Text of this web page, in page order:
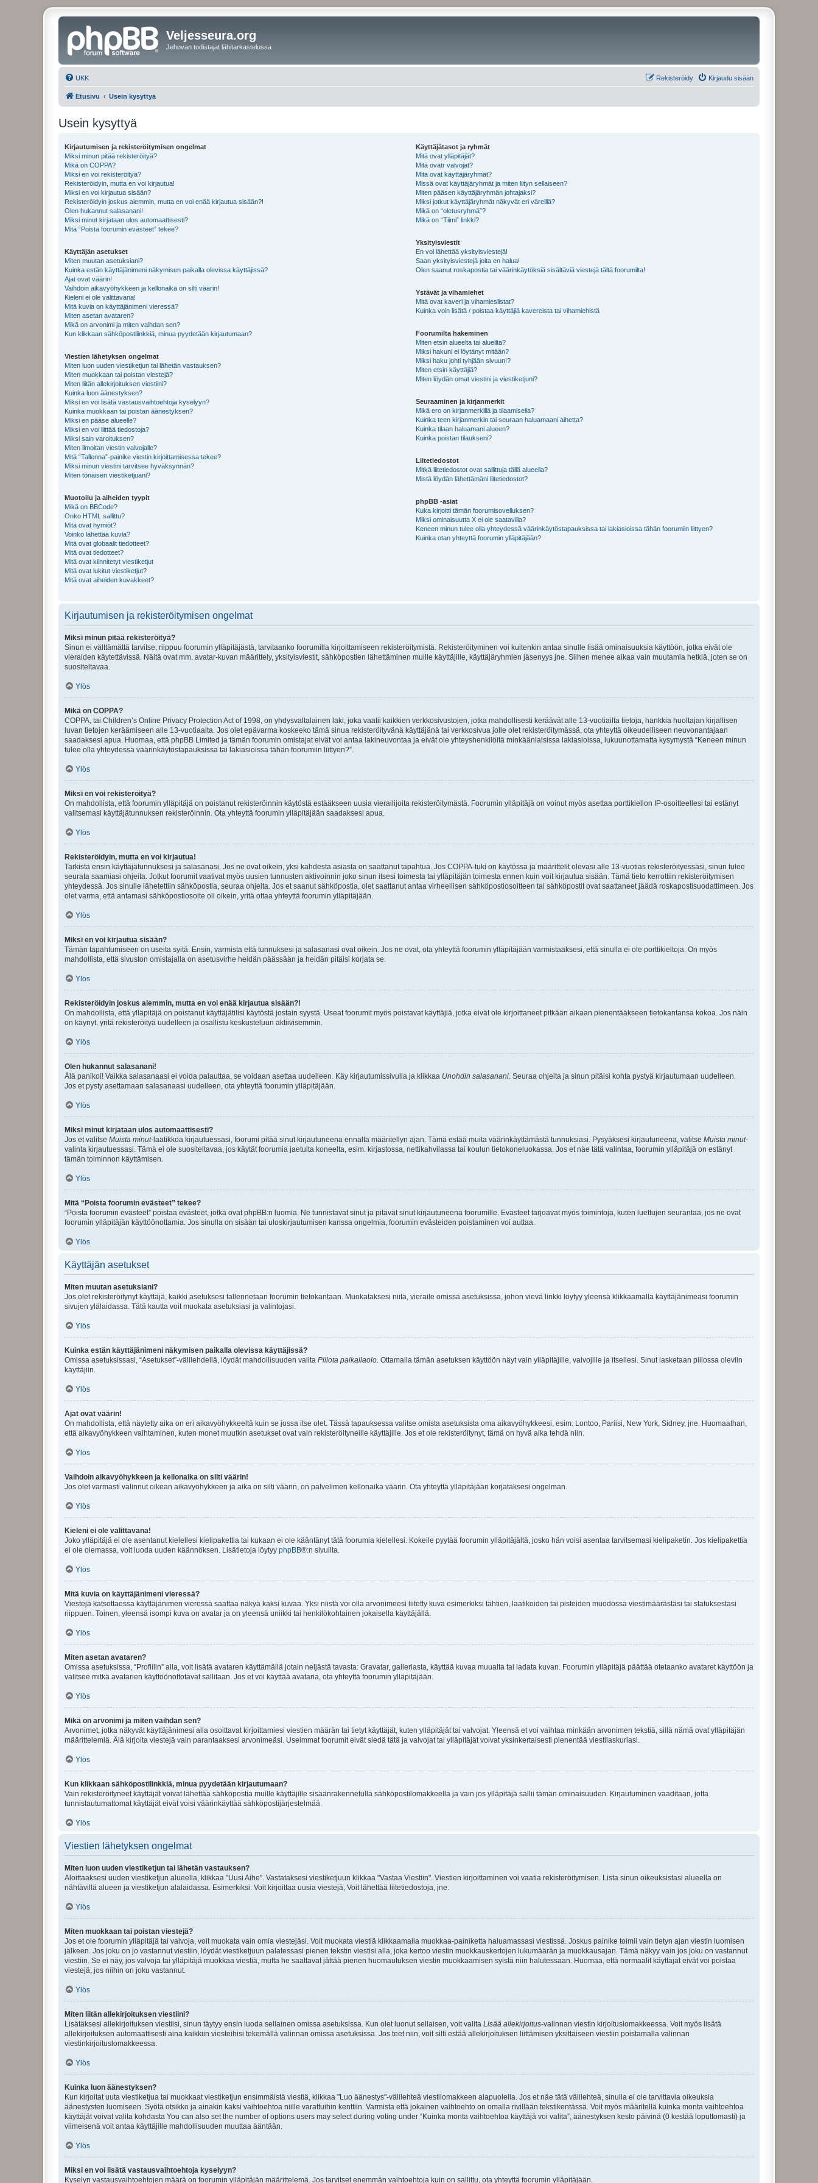
Veljesseura.org
Jehovan todistajat lähitarkastelussa
UKK Kirjaudu sisään
Rekisteröidy
Etusivu Usein kysyttyä
Usein kysyttyä
Kirjautumisen ja rekisteröitymisen ongelmat
Miksi minun pitää rekisteröityä?
Mikä on COPPA?
Miksi en voi rekisteröityä?
Rekisteröidyin, mutta en voi kirjautua!
Miksi en voi kirjautua sisään?
Rekisteröidyin joskus aiemmin, mutta en voi enää kirjautua sisään?!
Olen hukannut salasanani!
Miksi minut kirjataan ulos automaattisesti?
Mitä “Poista foorumin evästeet” tekee?
Käyttäjän asetukset
Miten muutan asetuksiani?
Kuinka estän käyttäjänimeni näkymisen paikalla olevissa käyttäjissä?
Ajat ovat väärin!
Vaihdoin aikavyöhykkeen ja kellonaika on silti väärin!
Kieleni ei ole valittavana!
Mitä kuvia on käyttäjänimeni vieressä?
Miten asetan avataren?
Mikä on arvonimi ja miten vaihdan sen?
Kun klikkaan sähköpostilinkkiä, minua pyydetään kirjautumaan?
Viestien lähetyksen ongelmat
Miten luon uuden viestiketjun tai lähetän vastauksen?
Miten muokkaan tai poistan viestejä?
Miten liitän allekirjoituksen viestiini?
Kuinka luon äänestyksen?
Miksi en voi lisätä vastausvaihtoehtoja kyselyyn?
Kuinka muokkaan tai poistan äänestyksen?
Miksi en pääse alueelle?
Miksi en voi liittää tiedostoja?
Miksi sain varoituksen?
Miten ilmoitan viestin valvojalle?
Mitä “Tallenna”-painike viestin kirjoittamisessa tekee?
Miksi minun viestini tarvitsee hyväksynnän?
Miten tönäisen viestiketjuani?
Muotoilu ja aiheiden tyypit
Mikä on BBCode?
Onko HTML sallittu?
Mitä ovat hymiöt?
Voinko lähettää kuvia?
Mitä ovat globaalit tiedotteet?
Mitä ovat tiedotteet?
Mitä ovat kiinnitetyt viestiketjut
Mitä ovat lukitut viestiketjut?
Mitä ovat aiheiden kuvakkeet?
Käyttäjätasot ja ryhmät
Mitä ovat ylläpitäjät?
Mitä ovatr valvojat?
Mitä ovat käyttäjäryhmät?
Missä ovat käyttäjäryhmät ja miten liityn sellaiseen?
Miten pääsen käyttäjäryhmän johtajaksi?
Miksi jotkut käyttäjäryhmät näkyvät eri väreillä?
Mikä on “oletusryhmä”?
Mikä on “Tiimi” linkki?
Yksityisviestit
En voi lähettää yksityisviestejä!
Saan yksityisviestejä joita en halua!
Olen saanut roskapostia tai väärinkäytöksiä sisältäviä viestejä tältä foorumilta!
Ystävät ja vihamiehet
Mitä ovat kaveri ja vihamieslistat?
Kuinka voin lisätä / poistaa käyttäjiä kavereista tai vihamiehistä
Foorumilta hakeminen
Miten etsin alueelta tai alueilta?
Miksi hakuni ei löytänyt mitään?
Miksi haku johti tyhjään sivuun!?
Miten etsin käyttäjiä?
Miten löydän omat viestini ja viestiketjuni?
Seuraaminen ja kirjanmerkit
Mikä ero on kirjanmerkillä ja tilaamisella?
Kuinka teen kirjanmerkin tai seuraan haluamaani aihetta?
Kuinka tilaan haluamani alueen?
Kuinka poistan tilaukseni?
Liitetiedostot
Mitkä liitetiedostot ovat sallittuja tällä alueella?
Mistä löydän lähettämäni liitetiedostot?
phpBB -asiat
Kuka kirjoitti tämän foorumisovelluksen?
Miksi ominaisuutta X ei ole saatavilla?
Keneen minun tulee olla yhteydessä väärinkäytöstapauksissa tai lakiasioissa tähän foorumiin liittyen?
Kuinka otan yhteyttä foorumin ylläpitäjään?
Kirjautumisen ja rekisteröitymisen ongelmat
Miksi minun pitää rekisteröityä?
Sinun ei välttämättä tarvitse, riippuu foorumin ylläpitäjästä, tarvitaanko foorumilla kirjoittamiseen rekisteröitymistä. Rekisteröityminen voi kuitenkin antaa sinulle lisää ominaisuuksia käyttöön, jotka eivät ole
vieraiden käytettävissä. Näitä ovat mm. avatar-kuvan määrittely, yksityisviestit, sähköpostien lähettäminen muille käyttäjille, käyttäjäryhmien jäsenyys jne. Siihen menee aikaa vain muutamia hetkiä, joten se on
suositeltavaa.
Ylös
Mikä on COPPA?
COPPA, tai Children’s Online Privacy Protection Act of 1998, on yhdysvaltalainen laki, joka vaatii kaikkien verkkosivustojen, jotka mahdollisesti keräävät alle 13-vuotiailta tietoja, hankkia huoltajan kirjallisen
luvan tietojen keräämiseen alle 13-vuotiaalta. Jos olet epävarma koskeeko tämä sinua rekisteröityvänä käyttäjänä tai verkkosivua jolle olet rekisteröitymässä, ota yhteyttä oikeudelliseen neuvonantajaan
saadaksesi apua. Huomaa, että phpBB Limited ja tämän foorumin omistajat eivät voi antaa lakineuvontaa ja eivät ole yhteyshenkilöitä minkäänlaisissa lakiasioissa, lukuunottamatta kysymystä “Keneen minun
tulee olla yhteydessä väärinkäytöstapauksissa tai lakiasioissa tähän foorumiin liittyen?”.
Ylös
Miksi en voi rekisteröityä?
On mahdollista, että foorumin ylläpitäjä on poistanut rekisteröinnin käytöstä estääkseen uusia vierailijoita rekisteröitymästä. Foorumin ylläpitäjä on voinut myös asettaa porttikiellon IP-osoitteellesi tai estänyt
valitsemasi käyttäjätunnuksen rekisteröinnin. Ota yhteyttä foorumin ylläpitäjään saadaksesi apua.
Ylös
Rekisteröidyin, mutta en voi kirjautua!
Tarkista ensin käyttäjätunnuksesi ja salasanasi. Jos ne ovat oikein, yksi kahdesta asiasta on saattanut tapahtua. Jos COPPA-tuki on käytössä ja määrittelit olevasi alle 13-vuotias rekisteröityessäsi, sinun tulee
seurata saamiasi ohjeita. Jotkut foorumit vaativat myös uusien tunnusten aktivoinnin joko sinun itsesi toimesta tai ylläpitäjän toimesta ennen kuin voit kirjautua sisään. Tämä tieto kerrottiin rekisteröitymisen
yhteydessä. Jos sinulle lähetettiin sähköpostia, seuraa ohjeita. Jos et saanut sähköpostia, olet saattanut antaa virheellisen sähköpostiosoitteen tai sähköpostit ovat saattaneet jäädä roskapostisuodattimeen. Jos
olet varma, että antamasi sähköpostiosoite oli oikein, yritä ottaa yhteyttä foorumin ylläpitäjään.
Ylös
Miksi en voi kirjautua sisään?
Tämän tapahtumiseen on useita syitä. Ensin, varmista että tunnuksesi ja salasanasi ovat oikein. Jos ne ovat, ota yhteyttä foorumin ylläpitäjään varmistaaksesi, että sinulla ei ole porttikieltoja. On myös
mahdollista, että sivuston omistajalla on asetusvirhe heidän päässään ja heidän pitäisi korjata se.
Ylös
Rekisteröidyin joskus aiemmin, mutta en voi enää kirjautua sisään?!
On mahdollista, että ylläpitäjä on poistanut käyttäjätilisi käytöstä jostain syystä. Useat foorumit myös poistavat käyttäjiä, jotka eivät ole kirjoittaneet pitkään aikaan pienentääkseen tietokantansa kokoa. Jos näin
on käynyt, yritä rekisteröityä uudelleen ja osallistu keskusteluun aktiivisemmin.
Ylös
Olen hukannut salasanani!
Älä panikoi! Vaikka salasanaasi ei voida palauttaa, se voidaan asettaa uudelleen. Käy kirjautumissivulla ja klikkaa Unohdin salasanani . Seuraa ohjeita ja sinun pitäisi kohta pystyä kirjautumaan uudelleen.
Jos et pysty asettamaan salasanaasi uudelleen, ota yhteyttä foorumin ylläpitäjään.
Ylös
Miksi minut kirjataan ulos automaattisesti?
Jos et valitse Muista minut-laatikkoa kirjautuessasi, foorumi pitää sinut kirjautuneena ennalta määritellyn ajan. Tämä estää muita väärinkäyttämästä tunnuksiasi. Pysyäksesi kirjautuneena, valitse Muista minut-
valinta kirjautuessasi. Tämä ei ole suositeltavaa, jos käytät foorumia jaetulta koneelta, esim. kirjastossa, nettikahvilassa tai koulun tietokoneluokassa. Jos et näe tätä valintaa, foorumin ylläpitäjä on estänyt
tämän toiminnon käyttämisen.
Ylös
Mitä “Poista foorumin evästeet” tekee?
“Poista foorumin evästeet” poistaa evästeet, jotka ovat phpBB:n luomia. Ne tunnistavat sinut ja pitävät sinut kirjautuneena foorumille. Evästeet tarjoavat myös toimintoja, kuten luettujen seurantaa, jos ne ovat
foorumin ylläpitäjän käyttöönottamia. Jos sinulla on sisään tai uloskirjautumisen kanssa ongelmia, foorumin evästeiden poistaminen voi auttaa.
Ylös
Käyttäjän asetukset
Miten muutan asetuksiani?
Jos olet rekisteröitynyt käyttäjä, kaikki asetuksesi tallennetaan foorumin tietokantaan. Muokataksesi niitä, vieraile omissa asetuksissa, johon vievä linkki löytyy yleensä klikkaamalla käyttäjänimeäsi foorumin
sivujen ylälaidassa. Tätä kautta voit muokata asetuksiasi ja valintojasi.
Ylös
Kuinka estän käyttäjänimeni näkymisen paikalla olevissa käyttäjissä?
Omissa asetuksissasi, “Asetukset”-välilehdellä, löydät mahdollisuuden valita Piilota paikallaolo . Ottamalla tämän asetuksen käyttöön näyt vain ylläpitäjille, valvojille ja itsellesi. Sinut lasketaan piilossa oleviin
käyttäjiin.
Ylös
Ajat ovat väärin!
On mahdollista, että näytetty aika on eri aikavyöhykkeeltä kuin se jossa itse olet. Tässä tapauksessa valitse omista asetuksista oma aikavyöhykkeesi, esim. Lontoo, Pariisi, New York, Sidney, jne. Huomaathan,
että aikavyöhykkeen vaihtaminen, kuten monet muutkin asetukset ovat vain rekisteröityneille käyttäjille. Jos et ole rekisteröitynyt, tämä on hyvä aika tehdä niin.
Ylös
Vaihdoin aikavyöhykkeen ja kellonaika on silti väärin!
Jos olet varmasti valinnut oikean aikavyöhykkeen ja aika on silti väärin, on palvelimen kellonaika väärin. Ota yhteyttä ylläpitäjään korjataksesi ongelman.
Ylös
Kieleni ei ole valittavana!
Joko ylläpitäjä ei ole asentanut kielellesi kielipakettia tai kukaan ei ole kääntänyt tätä foorumia kielellesi. Kokeile pyytää foorumin ylläpitäjältä, josko hän voisi asentaa tarvitsemasi kielipaketin. Jos kielipakettia
ei ole olemassa, voit luoda uuden käännöksen. Lisätietoja löytyy phpBB®:n sivuilta.
Ylös
Mitä kuvia on käyttäjänimeni vieressä?
Viestejä katsottaessa käyttäjänimen vieressä saattaa näkyä kaksi kuvaa. Yksi niistä voi olla arvonimeesi liitetty kuva esimerkiksi tähtien, laatikoiden tai pisteiden muodossa viestimäärästäsi tai statuksestasi
riippuen. Toinen, yleensä isompi kuva on avatar ja on yleensä uniikki tai henkilökohtainen jokaisella käyttäjällä.
Ylös
Miten asetan avataren?
Omissa asetuksissa, “Profiilin” alla, voit lisätä avataren käyttämällä jotain neljästä tavasta: Gravatar, galleriasta, käyttää kuvaa muualta tai ladata kuvan. Foorumin ylläpitäjä päättää otetaanko avataret käyttöön ja
valitsee mitkä avatarien käyttöönottotavat sallitaan. Jos et voi käyttää avataria, ota yhteyttä foorumin ylläpitäjään.
Ylös
Mikä on arvonimi ja miten vaihdan sen?
Arvonimet, jotka näkyvät käyttäjänimesi alla osoittavat kirjoittamiesi viestien määrän tai tietyt käyttäjät, kuten ylläpitäjät tai valvojat. Yleensä et voi vaihtaa minkään arvonimen tekstiä, sillä nämä ovat ylläpitäjän
määrittelemiä. Älä kirjoita viestejä vain parantaaksesi arvonimeäsi. Useimmat foorumit eivät siedä tätä ja valvojat tai ylläpitäjät voivat yksinkertaisesti pienentää viestilaskuriasi.
Ylös
Kun klikkaan sähköpostilinkkiä, minua pyydetään kirjautumaan?
Vain rekisteröityneet käyttäjät voivat lähettää sähköpostia muille käyttäjille sisäänrakennetulla sähköpostilomakkeella ja vain jos ylläpitäjä sallii tämän ominaisuuden. Kirjautuminen vaaditaan, jotta
tunnistautumattomat käyttäjät eivät voisi väärinkäyttää sähköpostijärjestelmää.
Ylös
Viestien lähetyksen ongelmat
Miten luon uuden viestiketjun tai lähetän vastauksen?
Aloittaaksesi uuden viestiketjun alueella, klikkaa "Uusi Aihe". Vastataksesi viestiketjuun klikkaa "Vastaa Viestiin". Viestien kirjoittaminen voi vaatia rekisteröitymisen. Lista sinun oikeuksistasi alueella on
nähtävillä alueen ja viestiketjun alalaidassa. Esimerkiksi: Voit kirjoittaa uusia viestejä, Voit lähettää liitetiedostoja, jne.
Ylös
Miten muokkaan tai poistan viestejä?
Jos et ole foorumin ylläpitäjä tai valvoja, voit muokata vain omia viestejäsi. Voit muokata viestiä klikkaamalla muokkaa-painiketta haluamassasi viestissä. Joskus painike toimii vain tietyn ajan viestin luomisen
jälkeen. Jos joku on jo vastannut viestiin, löydät viestiketjuun palatessasi pienen tekstin viestisi alla, joka kertoo viestin muokkauskertojen lukumäärän ja muokkausajan. Tämä näkyy vain jos joku on vastannut
viestiin. Se ei näy, jos valvoja tai ylläpitäjä muokkaa viestiä, mutta he saattavat jättää pienen huomautuksen viestin muokkaamisen syistä niin halutessaan. Huomaa, että normaalit käyttäjät eivät voi poistaa
viestejä, jos niihin on joku vastannut.
Ylös
Miten liitän allekirjoituksen viestiini?
Lisätäksesi allekirjoituksen viestiisi, sinun täytyy ensin luoda sellainen omissa asetuksissa. Kun olet luonut sellaisen, voit valita Lisää allekirjoitus-valinnan viestin kirjoituslomakkeessa. Voit myös lisätä
allekirjoituksen automaattisesti aina kaikkiin viesteihisi tekemällä valinnan omissa asetuksissa. Jos teet niin, voit silti estää allekirjoituksen liittämisen yksittäiseen viestiin poistamalla valinnan
viestinkirjoituslomakkeessa.
Ylös
Kuinka luon äänestyksen?
Kun kirjoitat uuta viestiketjua tai muokkaat viestiketjun ensimmäistä viestiä, klikkaa "Luo äänestys"-välilehteä viestilomakkeen alapuolella. Jos et näe tätä välilehteä, sinulla ei ole tarvittavia oikeuksia
äänestysten luomiseen. Syötä otsikko ja ainakin kaksi vaihtoehtoa niille varattuihin kenttiin. Varmista että jokainen vaihtoehto on omalla rivillään tekstikentässä. Voit myös määritellä kuinka monta vaihtoehtoa
käyttäjät voivat valita kohdasta You can also set the number of options users may select during voting under “Kuinka monta vaihtoehtoa käyttäjä voi valita”, äänestyksen kesto päivinä (0 kestää loputtomasti) ja
viimeisenä voit antaa käyttäjille mahdollisuuden muuttaa ääntään.
Ylös
Miksi en voi lisätä vastausvaihtoehtoja kyselyyn?
Kyselyn vastausvaihtoehtojen määrä on foorumin ylläpitäjän määrittelemä. Jos tarvitset enemmän vaihtoehtoja kuin on sallittu, ota yhteyttä foorumin ylläpitäjään.